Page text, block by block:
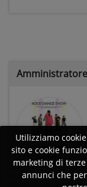
Amministratore
Utilizziamo
sito e cookie
marketing di
annunci che